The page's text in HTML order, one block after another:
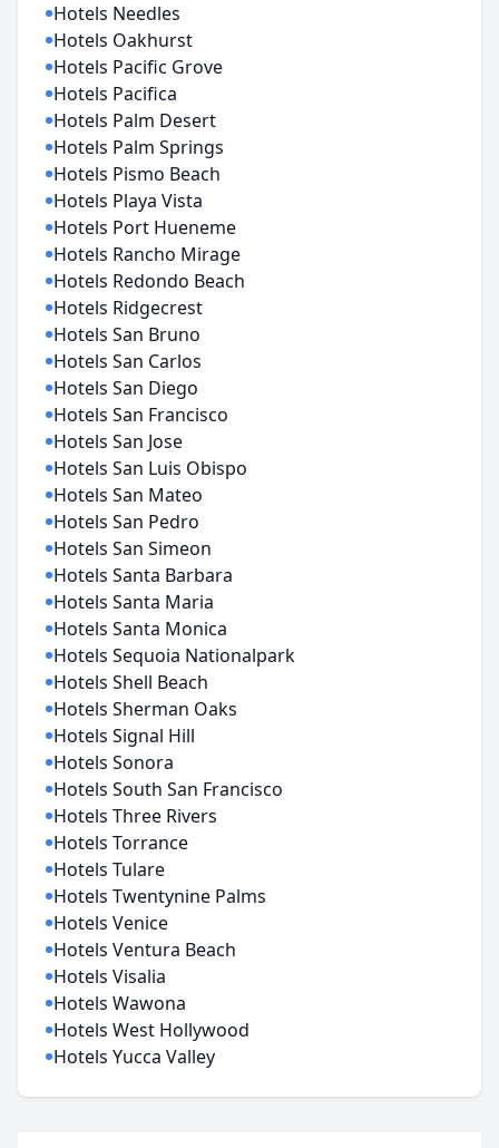
Hotels Needles
Hotels Oakhurst
Hotels Pacific Grove
Hotels Pacifica
Hotels Palm Desert
Hotels Palm Springs
Hotels Pismo Beach
Hotels Playa Vista
Hotels Port Hueneme
Hotels Rancho Mirage
Hotels Redondo Beach
Hotels Ridgecrest
Hotels San Bruno
Hotels San Carlos
Hotels San Diego
Hotels San Francisco
Hotels San Jose
Hotels San Luis Obispo
Hotels San Mateo
Hotels San Pedro
Hotels San Simeon
Hotels Santa Barbara
Hotels Santa Maria
Hotels Santa Monica
Hotels Sequoia Nationalpark
Hotels Shell Beach
Hotels Sherman Oaks
Hotels Signal Hill
Hotels Sonora
Hotels South San Francisco
Hotels Three Rivers
Hotels Torrance
Hotels Tulare
Hotels Twentynine Palms
Hotels Venice
Hotels Ventura Beach
Hotels Visalia
Hotels Wawona
Hotels West Hollywood
Hotels Yucca Valley